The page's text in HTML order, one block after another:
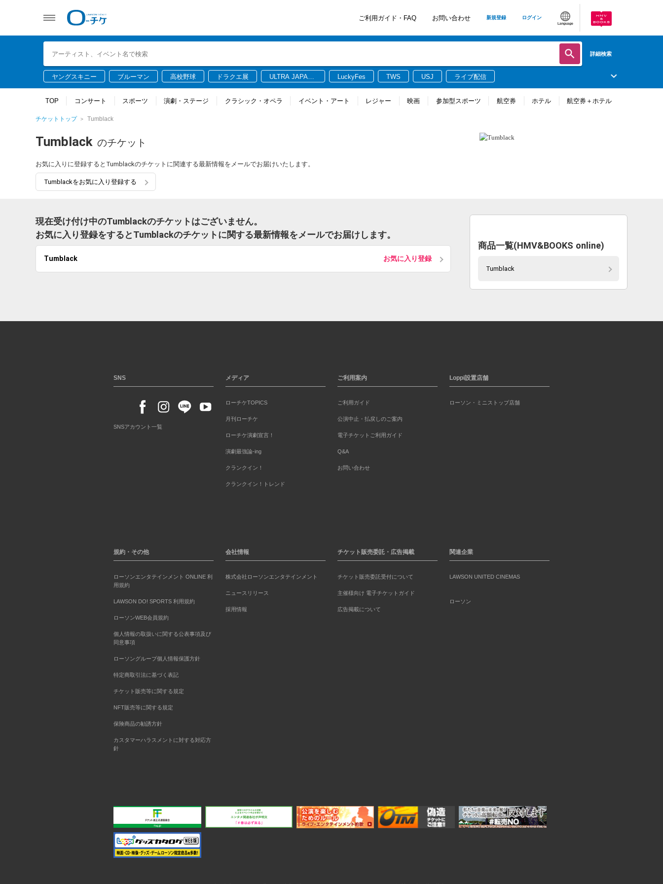
ご利用ガイド・FAQ お問い合わせ 新規登録 ログイン
Language
詳細検索
ヤングスキニー ブルーマン 高校野球 ドラクエ展
ULTRA JAPAN
LuckyFes TWS USJ ライブ配信
TOP コンサート スポーツ 演劇・ステージ クラシック・オペラ イベント・アート レジャー 映画 参加型スポーツ 航空券 ホテル 航空券＋ホテル
チケットトップ Tumblack
Tumblack のチケット
お気に入りに登録するとTumblackのチケットに関連する最新情報をメールでお届けいたします。
Tumblackをお気に入り登録する
現在受け付け中のTumblackのチケットはございません。
お気に入り登録をするとTumblackのチケットに関する最新情報をメールでお届けします。
Tumblack お気に入り登録
商品一覧(HMV&BOOKS online)
Tumblack
SNS
SNSアカウント一覧
メディア
ローチケTOPICS
月刊ローチケ
ローチケ演劇宣言！
演劇最強論-ing
クランクイン！
クランクイン！トレンド
ご利用案内
ご利用ガイド
公演中止・払戻しのご案内
電子チケットご利用ガイド
Q&A
お問い合わせ
Loppi設置店舗
ローソン・ミニストップ店舗
規約・その他
ローソンエンタテインメント ONLINE 利
用規約
LAWSON DO! SPORTS 利用規約
ローソンWEB会員規約
個人情報の取扱いに関する公表事項及び
同意事項
ローソングループ個人情報保護方針
特定商取引法に基づく表記
チケット販売等に関する規定
NFT販売等に関する規定
保険商品の勧誘方針
カスタマーハラスメントに対する対応方
針
会社情報
株式会社ローソンエンタテインメント
ニュースリリース
採用情報
チケット販売委託・広告掲載
チケット販売委託受付について
主催様向け 電子チケットガイド
広告掲載について
関連企業
LAWSON UNITED CINEMAS
ローソン